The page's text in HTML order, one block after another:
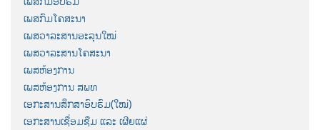
ເພສກົມໂຄສະນາ
ເພສວາລະສານອະລຸນໃໝ່
ເພສວາລະສານໂຄສະນາ
ເພສຫ້ອງການ
ເພສຫ້ອງການ ສພທ
ເອກະສານສຶກສາອົບຮົມ(ໃໝ່)
ເອກະສານເຊື່ອມຊືມ ແລະ ເຜີຍແຜ່